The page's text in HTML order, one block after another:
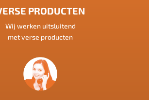
PRODUCTEN
Wij werken uitsluitend
met verse producten